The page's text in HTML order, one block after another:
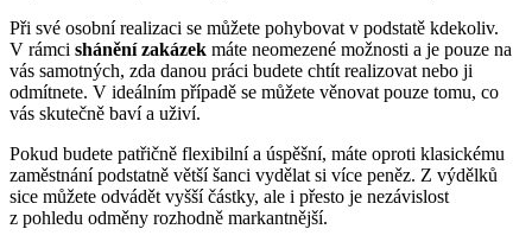
Při své osobní realizaci se můžete pohybovat v podstatě kdekoliv.
V rámci shánění zakázek máte neomezené možnosti a je pouze na
vás samotných, zda danou práci budete chtít realizovat nebo ji
odmítnete. V ideálním případě se můžete věnovat pouze tomu, co
vás skutečně baví a uživí.
Pokud budete patřičně flexibilní a úspěšní, máte oproti klasickému
zaměstnání podstatně větší šanci vydělat si více peněz. Z výdělků
sice můžete odvádět vyšší částky, ale i přesto je nezávislost
z pohledu odměny rozhodně markantnější.